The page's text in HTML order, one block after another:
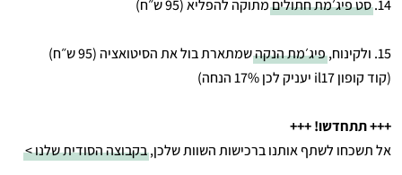
14. סט פיג׳מת חתוליםמתוקה להפליא (95 ש״ח)
15. ולקינוח, פיג׳מת הנקהשמתארת בול את הסיטואציה (95 ש״ח)
(קוד קופון il17 יעניק לכן 17% הנחה)
+++ תתחדשו! +++
אל תשכחו לשתף אותנו ברכישות השוות שלכן,בקבוצה הסודית שלנו >